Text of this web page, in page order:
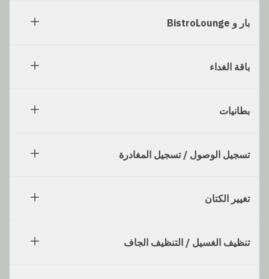
بار و BistroLounge
باقة الغداء
بطانيات
تسجيل الوصول / تسجيل المغادرة
تغيير الكتان
تنظيف الغسيل / التنظيف الجاف